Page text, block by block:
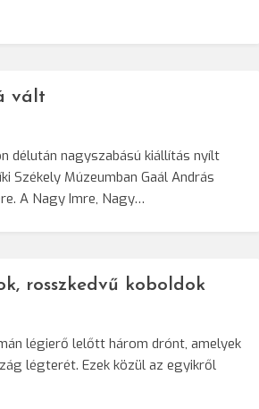
vált
délután nagyszabású kiállítás nyílt
Székely Múzeumban Gaál András
A Nagy Imre, Nagy…
rosszkedvű koboldok
légierő lelőtt három drónt, amelyek
légterét. Ezek közül az egyikről